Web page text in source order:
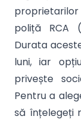
poliță RCA
Durata
luni, iar
privește
Pentru a
să înțelegeți